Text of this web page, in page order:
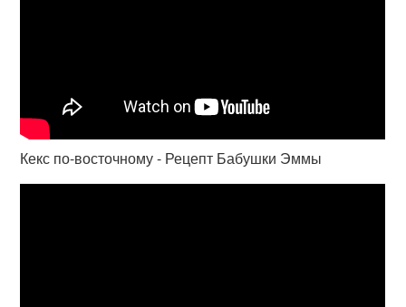
Кекс по-восточному - Рецепт Бабушки Эммы